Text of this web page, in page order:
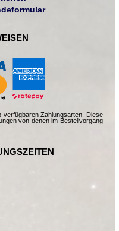
verfügbaren Zahlungsarten. Diese
von denen im Bestellvorgang